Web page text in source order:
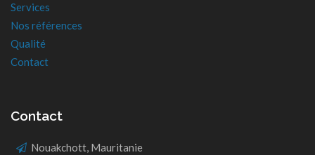
Services
Nos références
Qualité
Contact
Contact
Nouakchott, Mauritanie